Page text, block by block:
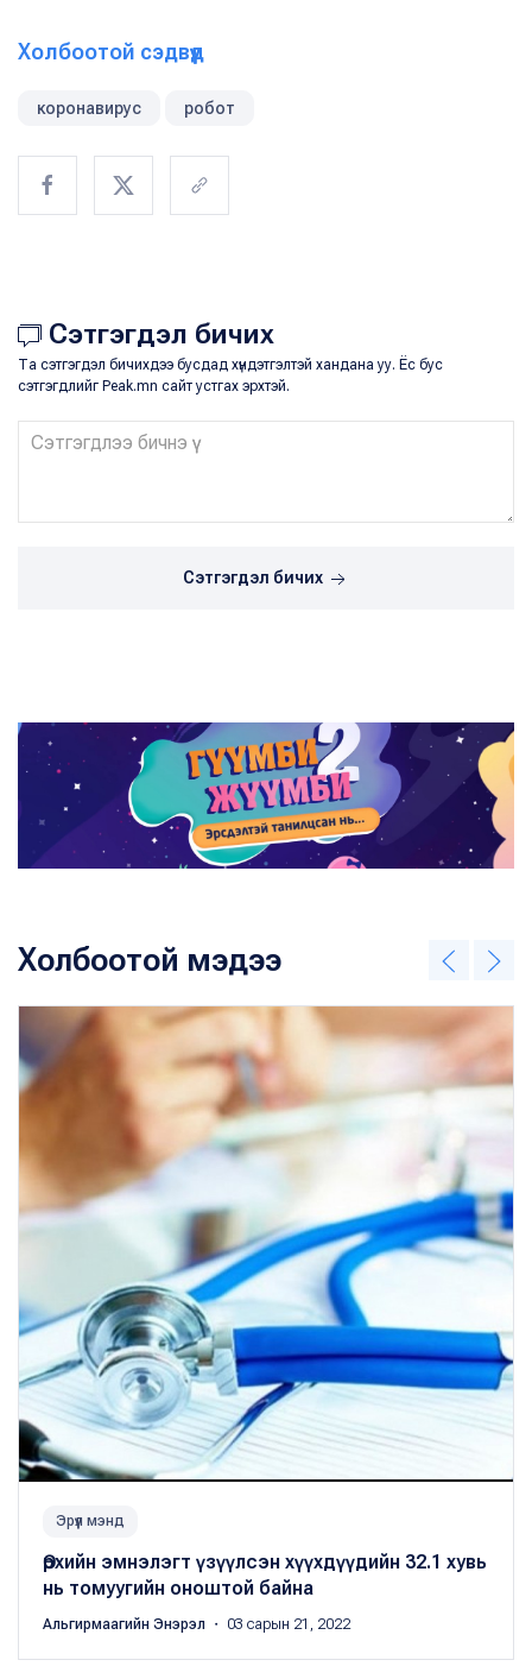
Холбоотой сэдвүүд
коронавирус робот
Сэтгэгдэл бичих
Та сэтгэгдэл бичихдээ бусдад хүндэтгэлтэй хандана уу. Ёс бус
сэтгэгдлийг Peak.mn сайт устгах эрхтэй.
Сэтгэгдэл бичих
Холбоотой мэдээ
Эрүүл мэнд
Өрхийн эмнэлэгт үзүүлсэн хүүхдүүдийн 32.1 хувь
нь томуугийн оноштой байна
Альгирмаагийн Энэрэл ・ 03 сарын 21, 2022